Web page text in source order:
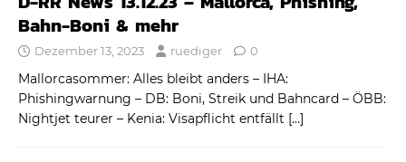
Bahn-Boni & mehr
Dezember 13, 2023 ruediger 0
Mallorcasommer: Alles bleibt anders – IHA:
Phishingwarnung – DB: Boni, Streik und Bahncard – ÖBB:
Nightjet teurer – Kenia: Visapflicht entfällt […]